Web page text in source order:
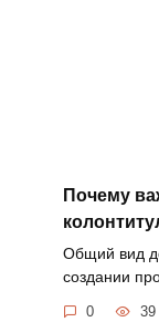
Почему
Общий вид
создании
0 39